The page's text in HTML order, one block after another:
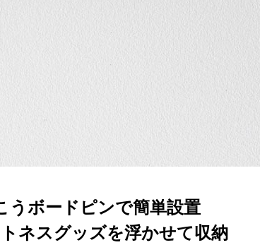
うボードピンで簡単設置
ネスグッズを浮かせて収納